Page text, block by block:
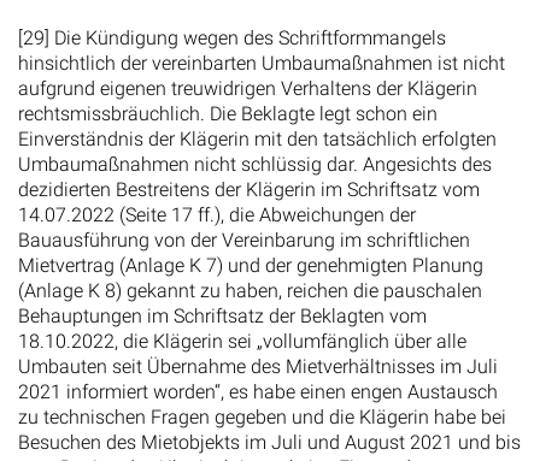
[29] Die Kündigung wegen des Schriftformmangels
hinsichtlich der vereinbarten Umbaumaßnahmen ist nicht
aufgrund eigenen treuwidrigen Verhaltens der Klägerin
rechtsmissbräuchlich. Die Beklagte legt schon ein
Einverständnis der Klägerin mit den tatsächlich erfolgten
Umbaumaßnahmen nicht schlüssig dar. Angesichts des
dezidierten Bestreitens der Klägerin im Schriftsatz vom
14.07.2022 (Seite 17 ff.), die Abweichungen der
Bauausführung von der Vereinbarung im schriftlichen
Mietvertrag (Anlage K 7) und der genehmigten Planung
(Anlage K 8) gekannt zu haben, reichen die pauschalen
Behauptungen im Schriftsatz der Beklagten vom
18.10.2022, die Klägerin sei „vollumfänglich über alle
Umbauten seit Übernahme des Mietverhältnisses im Juli
2021 informiert worden“, es habe einen engen Austausch
zu technischen Fragen gegeben und die Klägerin habe bei
Besuchen des Mietobjekts im Juli und August 2021 und bis